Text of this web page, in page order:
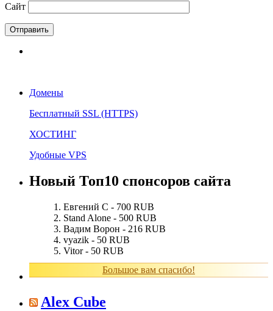
Сайт
Домены
Бесплатный SSL (HTTPS)
ХОСТИНГ
Удобные VPS
Новый Топ10 спонсоров сайта
Евгений С - 700 RUB
Stand Alone - 500 RUB
Вадим Ворон - 216 RUB
vyazik - 50 RUB
Vitor - 50 RUB
Большое вам спасибо!
Alex Cube